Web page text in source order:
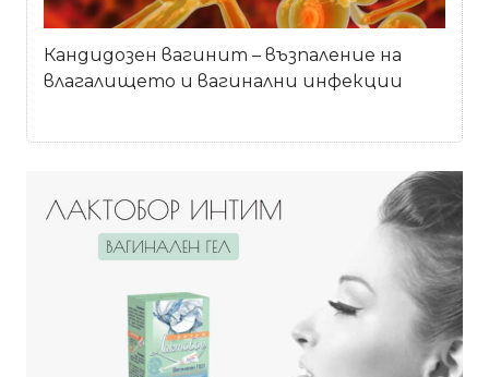
Кандидозен вагинит – възпаление на
влагалището и вагинални инфекции